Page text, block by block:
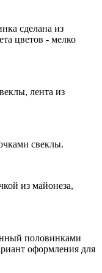
сделана из
цветов - мелко
лента из
свеклы.
из майонеза,
половинками
оформления для